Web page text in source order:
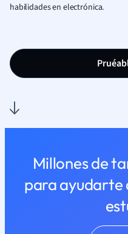
habilidades en electrónica.
Millones de
para ayudarte